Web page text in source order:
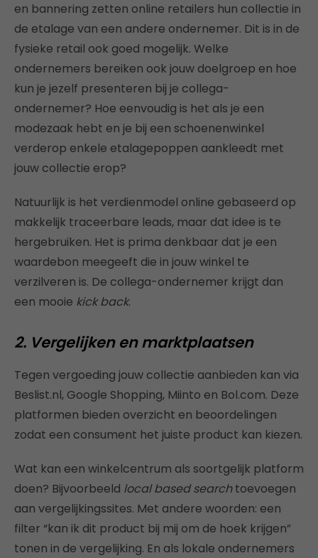
en bannering zetten online retailers hun collectie in
de etalage van een andere ondernemer. Dit is in de
fysieke retail ook goed mogelijk. Welke
ondernemers bereiken ook jouw doelgroep en hoe
kun je jezelf presenteren bij je collega-
ondernemer? Hoe eenvoudig is het als je een
modezaak hebt en je bij een schoenenwinkel
verderop enkele etalagepoppen aankleedt met
jouw collectie erop?
Natuurlijk is het verdienmodel online gebaseerd op
makkelijk traceerbare leads, maar dat idee is te
hergebruiken. Het is prima denkbaar dat je een
waardebon meegeeft die in jouw winkel te
verzilveren is. De collega-ondernemer krijgt dan
een mooie kick back.
2. Vergelijken en marktplaatsen
Tegen vergoeding jouw collectie aanbieden kan via
Beslist.nl, Google Shopping, Miinto en Bol.com. Deze
platformen bieden overzicht en beoordelingen
zodat een consument het juiste product kan kiezen.
Wat kan een winkelcentrum als soortgelijk platform
doen? Bijvoorbeeld local based searchtoevoegen
aan vergelijkingssites. Met andere woorden: een
filter “kan ik dit product bij mij om de hoek krijgen”
tonen in de vergelijking. En als lokale ondernemers